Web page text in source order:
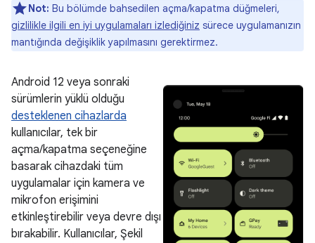
Not: Bu bölümde bahsedilen açma/kapatma düğmeleri,
gizlilikle ilgili en iyi uygulamaları izlediğiniz sürece uygulamanızın
mantığında değişiklik yapılmasını gerektirmez.
Android 12 veya sonraki
sürümlerin yüklü olduğu
desteklenen cihazlarda
kullanıcılar, tek bir
açma/kapatma seçeneğine
basarak cihazdaki tüm
uygulamalar için kamera ve
mikrofon erişimini
etkinleştirebilir veya devre dışı
bırakabilir. Kullanıcılar, Şekil